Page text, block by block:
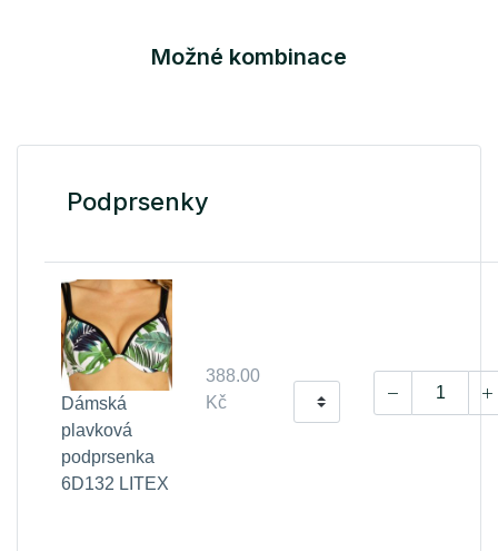
Možné kombinace
Podprsenky
Dámská
plavková
podprsenka
6D132 LITEX
388.00
Kč